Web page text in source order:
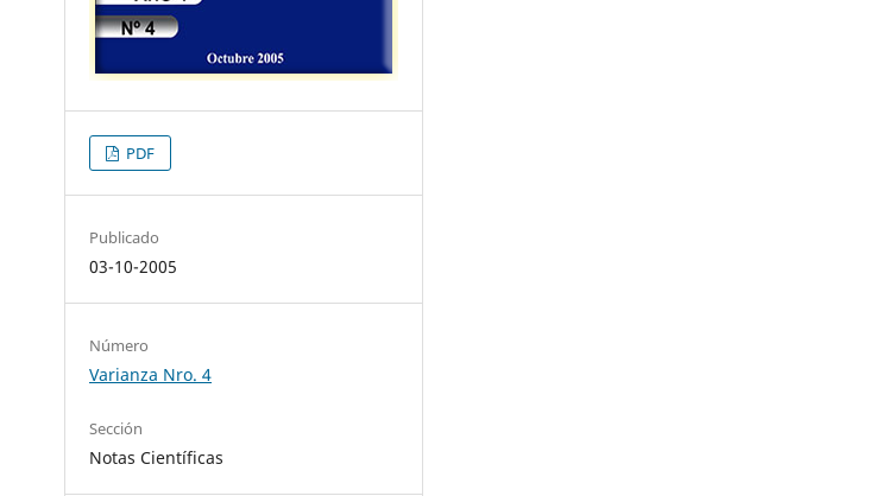
PDF
Publicado
03-10-2005
Número
Varianza Nro. 4
Sección
Notas Científicas